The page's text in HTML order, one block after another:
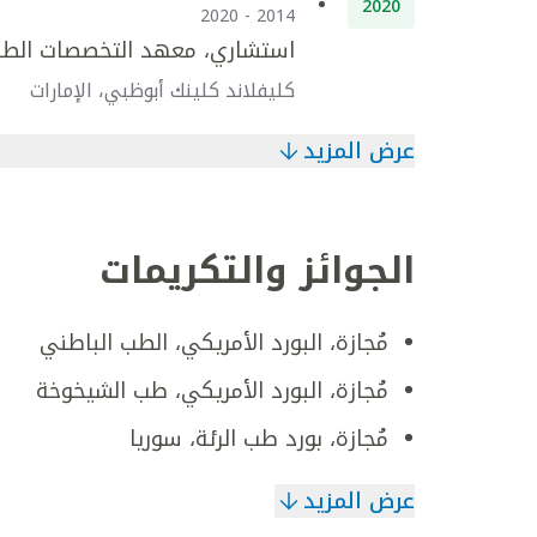
2020
2014 - 2020
استشاري، معهد التخصصات
كليفلاند كلينك أبوظبي، الإمارات
عرض المزيد
الجوائز والتكريمات
مُجازة، البورد الأمريكي، الطب الباطني
مُجازة، البورد الأمريكي، طب الشيخوخة
مُجازة، بورد طب الرئة، سوريا
عرض المزيد